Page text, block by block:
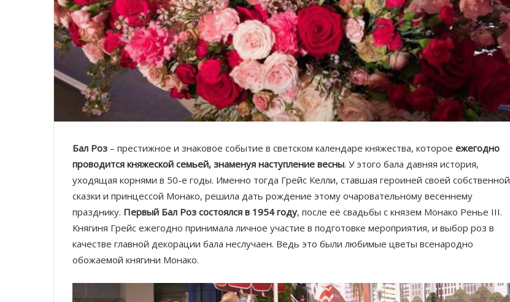
Бал Роз – престижное и знаковое событие в светском календаре княжества, которое ежегодно
проводится княжеской семьей, знаменуя наступление весны. У этого бала давняя история,
уходящая корнями в 50-е годы. Именно тогда Грейс Келли, ставшая героиней своей собственной
сказки и принцессой Монако, решила дать рождение этому очаровательному весеннему
празднику. Первый Бал Роз состоялся в 1954 году, после её свадьбы с князем Монако Ренье III.
Княгиня Грейс ежегодно принимала личное участие в подготовке мероприятия, и выбор роз в
качестве главной декорации бала неслучаен. Ведь это были любимые цветы всенародно
обожаемой княгини Монако.